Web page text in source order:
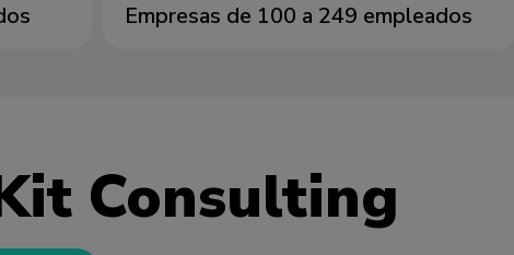
Empresas de 100 a 249 empleados
Consulting